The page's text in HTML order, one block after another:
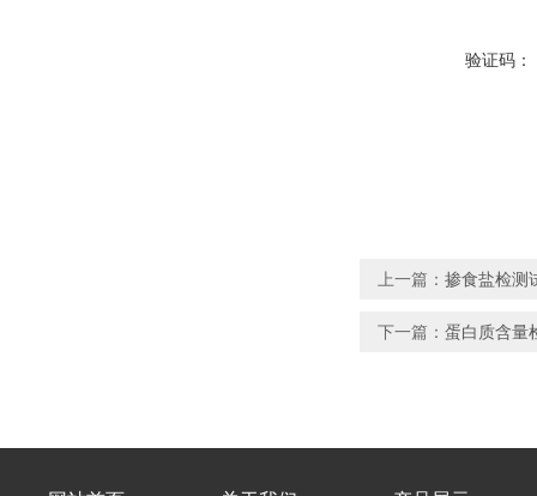
验证码：
上一篇： 掺食盐检测
下一篇： 蛋白质含量